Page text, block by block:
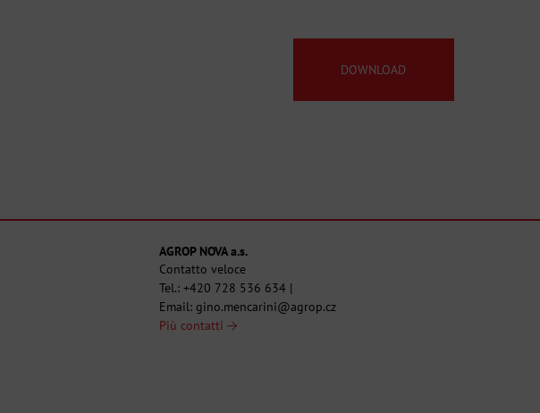
DOWNLOAD
AGROP NOVA a.s.
Contatto veloce
Tel.: +420 728 536 634 |
Email: gino.mencarini@agrop.cz
Più contatti